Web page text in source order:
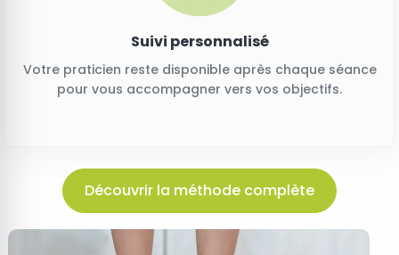
Suivi personnalisé
Votre praticien reste disponible après chaque séance
pour vous accompagner vers vos objectifs.
Découvrir la méthode complète